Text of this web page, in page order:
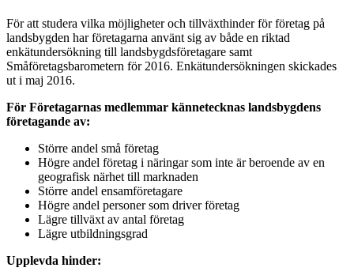
För att studera vilka möjligheter och tillväxthinder för företag på
landsbygden har företagarna använt sig av både en riktad
enkätundersökning till landsbygdsföretagare samt
Småföretagsbarometern för 2016. Enkätundersökningen skickades
ut i maj 2016.
För Företagarnas medlemmar kännetecknas landsbygdens
företagande av:
Större andel små företag
Högre andel företag i näringar som inte är beroende av en
geografisk närhet till marknaden
Större andel ensamföretagare
Högre andel personer som driver företag
Lägre tillväxt av antal företag
Lägre utbildningsgrad
Upplevda hinder: